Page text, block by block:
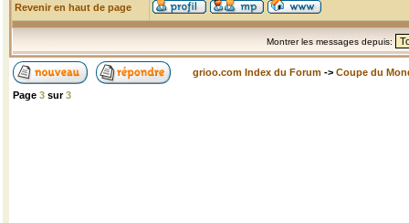
Revenir en haut de page
Montrer les messages depuis:
grioo.com Index du Forum -> Coupe du
Page 3 sur3